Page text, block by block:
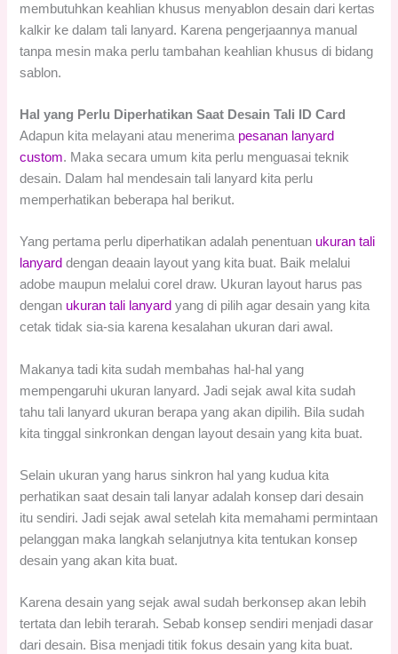
membutuhkan keahlian khusus menyablon desain dari kertas
kalkir ke dalam tali lanyard. Karena pengerjaannya manual
tanpa mesin maka perlu tambahan keahlian khusus di bidang
sablon.
Hal yang Perlu Diperhatikan Saat Desain Tali ID Card
Adapun kita melayani atau menerima pesanan lanyard
custom. Maka secara umum kita perlu menguasai teknik
desain. Dalam hal mendesain tali lanyard kita perlu
memperhatikan beberapa hal berikut.
Yang pertama perlu diperhatikan adalah penentuan ukuran tali
lanyard dengan deaain layout yang kita buat. Baik melalui
adobe maupun melalui corel draw. Ukuran layout harus pas
dengan ukuran tali lanyard yang di pilih agar desain yang kita
cetak tidak sia-sia karena kesalahan ukuran dari awal.
Makanya tadi kita sudah membahas hal-hal yang
mempengaruhi ukuran lanyard. Jadi sejak awal kita sudah
tahu tali lanyard ukuran berapa yang akan dipilih. Bila sudah
kita tinggal sinkronkan dengan layout desain yang kita buat.
Selain ukuran yang harus sinkron hal yang kudua kita
perhatikan saat desain tali lanyar adalah konsep dari desain
itu sendiri. Jadi sejak awal setelah kita memahami permintaan
pelanggan maka langkah selanjutnya kita tentukan konsep
desain yang akan kita buat.
Karena desain yang sejak awal sudah berkonsep akan lebih
tertata dan lebih terarah. Sebab konsep sendiri menjadi dasar
dari desain. Bisa menjadi titik fokus desain yang kita buat.